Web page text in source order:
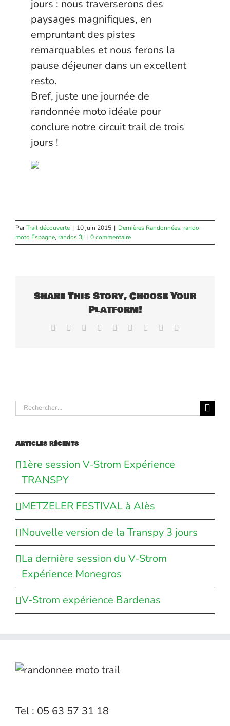
jours : nous traverserons des
paysages magnifiques, en
empruntant des pistes
remarquables et nous ferons la
pause déjeuner dans un excellent
resto.
Bref, juste une journée de
randonnée moto idéale pour
conclure notre circuit trail de trois
jours !
ParTrail découverte | 10 juin 2015 | Dernières Randonnées, rando
moto Espagne, randos 3j | 0 commentaire
Share This Story, Choose Your
Platform!
Facebook Reddit LinkedInWhatsApp
TumblrPinterest
Rechercher:
Articles récents
1ère session V-Strom Expérience
TRANSPY
METZELER FESTIVAL à Alès
Nouvelle version de la Transpy 3 jours
La dernière session du V-Strom
Expérience Monegros
V-Strom expérience Bardenas
Tel : 05 63 57 31 18